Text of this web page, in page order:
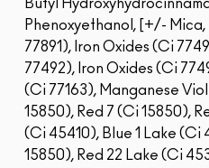
Butyl
Phenoxyethanol, [+/-
77891), Iron Oxides (Ci
77492), Iron Oxides (Ci
(Ci 77163), Manganese
15850), Red 7 (Ci 15850),
(Ci 45410), Blue 1 Lake (Ci
15850), Red 22 Lake (Ci